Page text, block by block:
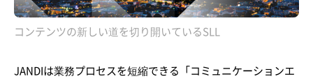
コンテンツの新しい道を切り開いているSLL
JANDIは業務プロセスを短縮できる「コミュニケーションエ